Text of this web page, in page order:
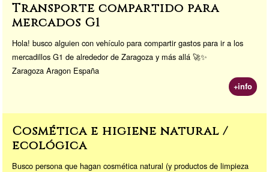
Transporte compartido para
mercados G1
Hola! busco alguien con vehículo para compartir gastos para ir a los
mercadillos G1 de alrededor de Zaragoza y más allá 🚀✨
Zaragoza Aragon España
+info
Cosmética e higiene natural /
ecológica
Busco persona que hagan cosmética natural (y productos de limpieza